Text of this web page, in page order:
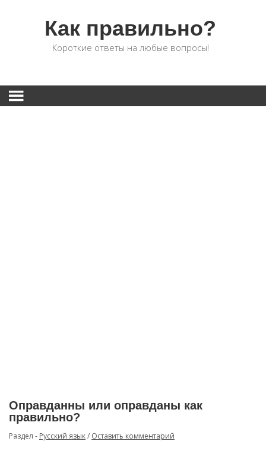
Как правильно?
Короткие ответы на любые вопросы!
Оправданны или оправданы как
правильно?
Раздел - Русский язык/ Оставить комментарий